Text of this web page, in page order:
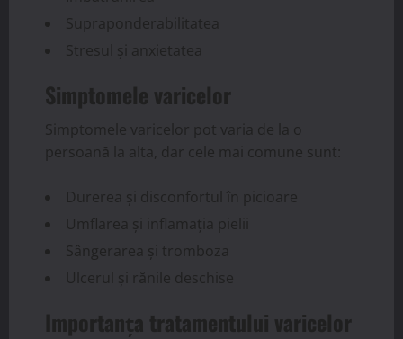
Supraponderabilitatea
Stresul și anxietatea
Simptomele varicelor
Simptomele varicelor pot varia de la o
persoană la alta, dar cele mai comune sunt:
Durerea și disconfortul în picioare
Umflarea și inflamația pielii
Sângerarea și tromboza
Ulcerul și rănile deschise
Importanța tratamentului varicelor